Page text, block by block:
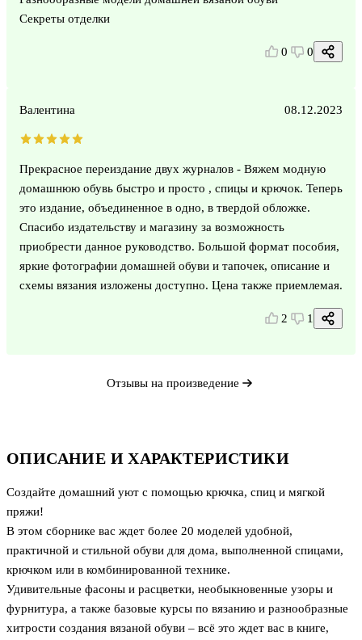
ОПИСАНИЕ И ХАРАКТЕРИСТИКИ
Создайте домашний уют с помощью крючка, спиц и мягкой
пряжи!
В этом сборнике вас ждет более 20 моделей удобной,
практичной и стильной обуви для дома, выполненной спицами,
крючком или в комбинированной технике.
Удивительные фасоны и расцветки, необыкновенные узоры и
фурнитура, а также базовые курсы по вязанию и разнообразные
хитрости создания вязаной обуви – всё это ждет вас в книге,
Секреты отделки
0 0
Валентина 08.12.2023
Прекрасное переиздание двух журналов - Вяжем модную
домашнюю обувь быстро и просто , спицы и крючок. Теперь
это издание, объединенное в одно, в твердой обложке.
Спасибо издательству и магазину за возможность
приобрести данное руководство. Большой формат пособия,
яркие фотографии домашней обуви и тапочек, описание и
схемы вязания изложены доступно. Цена также приемлемая.
2 1
Отзывы на произведение